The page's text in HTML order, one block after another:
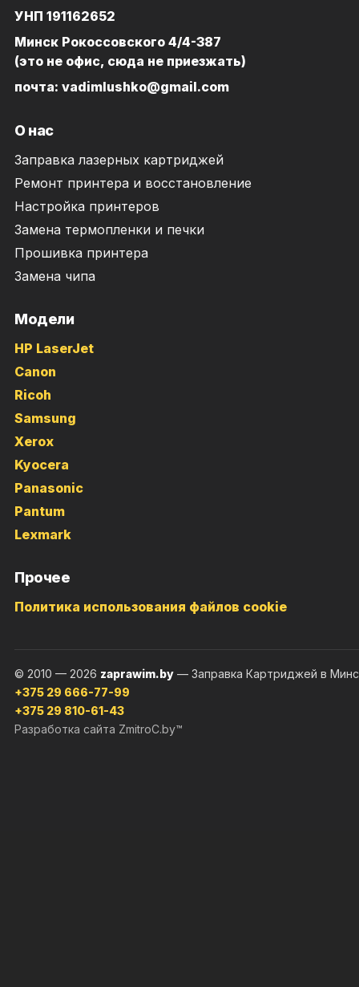
УНП 191162652
Минск Рокоссовского 4/4-387
(это не офис, сюда не приезжать)
почта: vadimlushko@gmail.com
О нас
Заправка лазерных картриджей
Ремонт принтера и восстановление
Настройка принтеров
Замена термопленки и печки
Прошивка принтера
Замена чипа
Модели
HP LaserJet
Canon
Ricoh
Samsung
Xerox
Kyocera
Panasonic
Pantum
Lexmark
Прочее
Политика использования файлов cookie
© 2010 — 2026 zaprawim.by — Заправка Картриджей в
+375 29 666-77-99
+375 29 810-61-43
Разработка сайта ZmitroC.by™